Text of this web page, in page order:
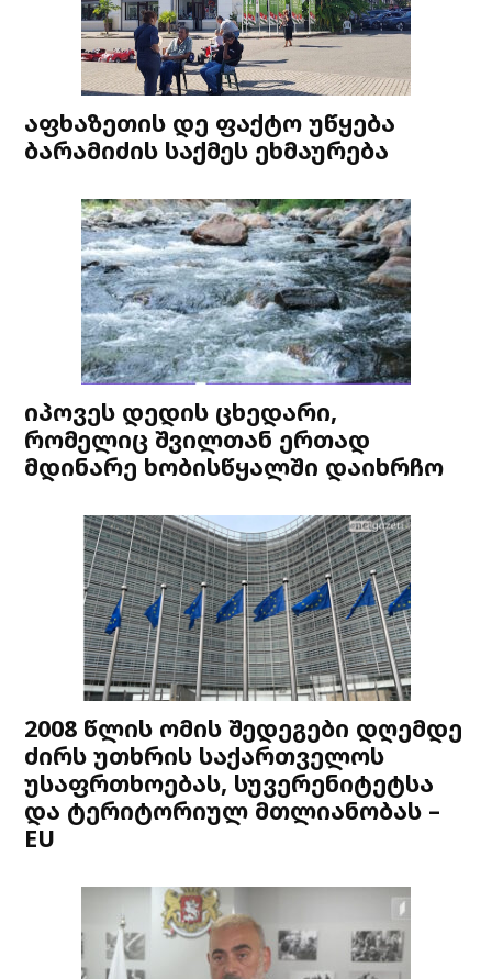
აფხაზეთის დე ფაქტო უწყება
ბარამიძის საქმეს ეხმაურება
იპოვეს დედის ცხედარი,
რომელიც შვილთან ერთად
მდინარე ხობისწყალში დაიხრჩო
2008 წლის ომის შედეგები დღემდე
ძირს უთხრის საქართველოს
უსაფრთხოებას, სუვერენიტეტსა
და ტერიტორიულ მთლიანობას –
EU